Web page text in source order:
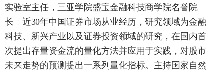
实验室主任，三亚学院盛宝金融科技商学院名誉院
长；近30年中国证券市场从业经历，研究领域为金融
科技、新兴产业以及证券投资领域的研究，在国内首
次提出存量资金流的量化方法并应用于实践，对股市
未来走势的预测提出一系列量化指标。主持国家自然